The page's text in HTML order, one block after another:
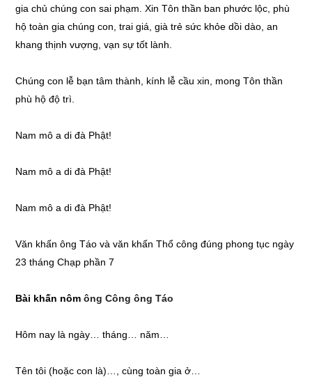
gia chủ chúng con sai phạm. Xin Tôn thần ban phước lộc, phù
hộ toàn gia chúng con, trai giá, già trẻ sức khỏe dồi dào, an
khang thịnh vượng, vạn sự tốt lành.
Chúng con lễ bạn tâm thành, kính lễ cầu xin, mong Tôn thần
phù hộ độ trì.
Nam mô a di đà Phật!
Nam mô a di đà Phật!
Nam mô a di đà Phật!
Văn khấn ông Táo và văn khấn Thổ công đúng phong tục ngày
23 tháng Chạp phần 7
Bài khấn nômông Công ông Táo
Hôm nay là ngày… tháng… năm…
Tên tôi (hoặc con là)…, cùng toàn gia ở…